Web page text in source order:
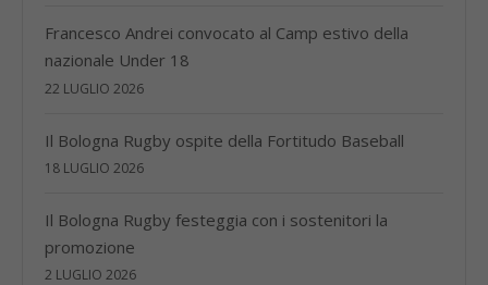
Francesco Andrei convocato al Camp estivo della
nazionale Under 18
22 LUGLIO 2026
Il Bologna Rugby ospite della Fortitudo Baseball
18 LUGLIO 2026
Il Bologna Rugby festeggia con i sostenitori la
promozione
2 LUGLIO 2026